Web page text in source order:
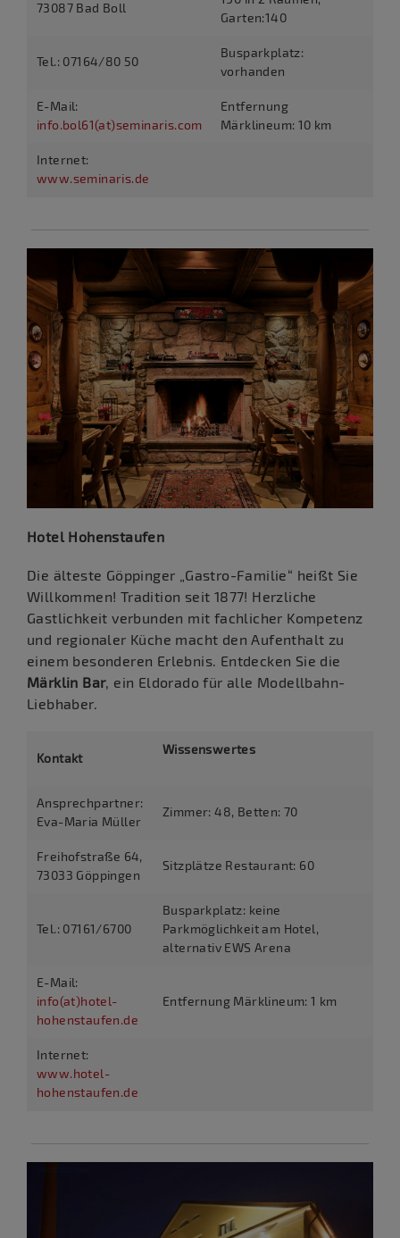
73087 Bad Boll
Garten:140
Tel.: 07164/80 50
Busparkplatz:
vorhanden
E-Mail:
info.bol61(at)seminaris.com
Entfernung
Märklineum: 10 km
Internet:
www.seminaris.de
Hotel Hohenstaufen
Die älteste Göppinger „Gastro-Familie“ heißt Sie
Willkommen! Tradition seit 1877! Herzliche
Gastlichkeit verbunden mit fachlicher Kompetenz
und regionaler Küche macht den Aufenthalt zu
einem besonderen Erlebnis. Entdecken Sie die
Märklin Bar, ein Eldorado für alle Modellbahn-
Liebhaber.
Kontakt
Wissenswertes
Ansprechpartner:
Eva-Maria Müller
Zimmer: 48, Betten: 70
Freihofstraße 64,
73033 Göppingen
Sitzplätze Restaurant: 60
Tel.: 07161/6700
Busparkplatz: keine
Parkmöglichkeit am Hotel,
alternativ EWS Arena
E-Mail:
info(at)hotel-
hohenstaufen.de
Entfernung Märklineum: 1 km
Internet:
www.hotel-
hohenstaufen.de